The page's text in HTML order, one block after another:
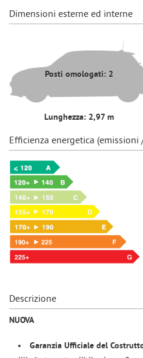
Dimensioni esterne ed interne
Posti omologati: 2
Lunghezza: 2,97 m
Efficienza energetica (emissioni
Descrizione
NUOVA
Garanzia Ufficiale del